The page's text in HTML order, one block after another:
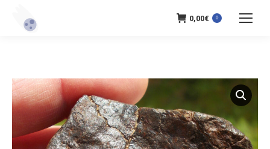
0,00€ 0